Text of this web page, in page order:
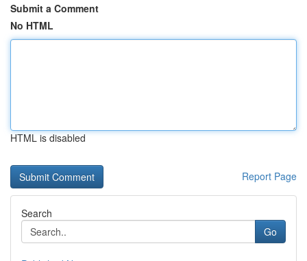
Submit a Comment
No HTML
HTML is disabled
Report Page
Search
Go